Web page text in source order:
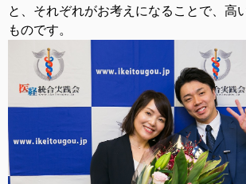
と、それぞれがお考えになることで、高
ものです。